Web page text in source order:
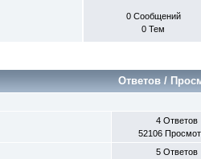
0 Сообщений
0 Тем
Ответов /
4 Ответов
52106
5 Ответов